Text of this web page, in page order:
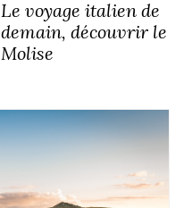
Le voyage italien de
demain, découvrir le
Molise